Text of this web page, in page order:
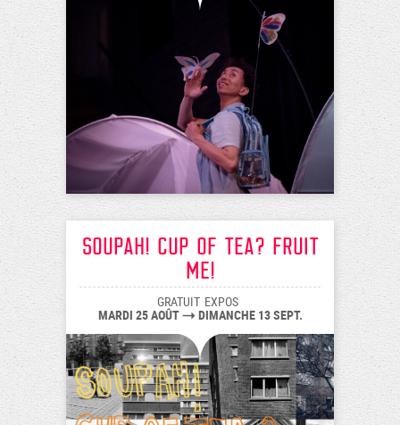
Soupah! Cup of tea? Fruit
me!
GRATUIT EXPOS
MARDI 25 AOÛT DIMANCHE 13 SEPT.